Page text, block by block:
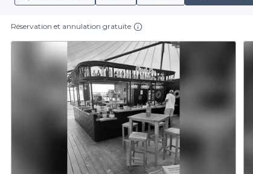
Réservation et annulation gratuite